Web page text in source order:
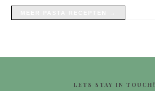
LETS STAY IN TOUCH!